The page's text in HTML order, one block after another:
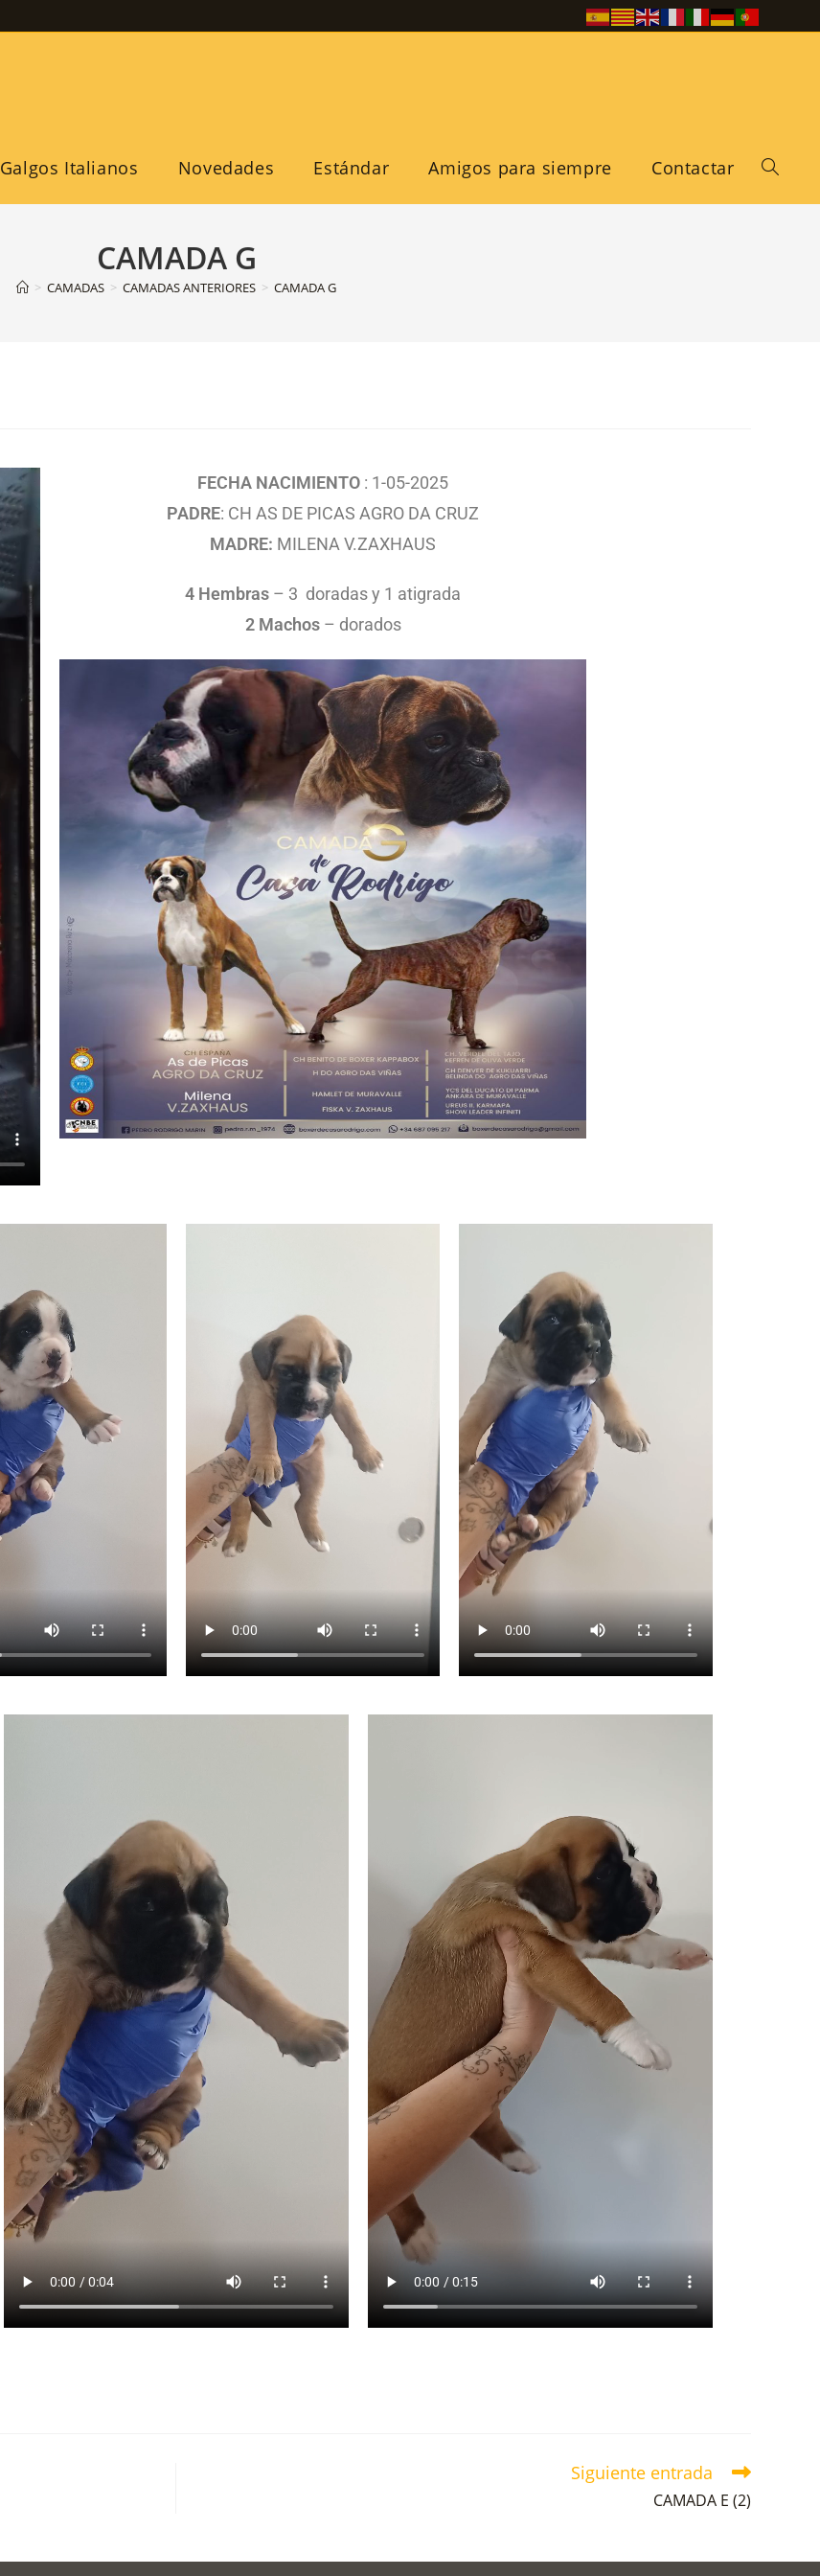
Galgos Italianos Novedades Estándar Amigos para siempre Contactar
CAMADA G
> CAMADAS > CAMADAS ANTERIORES > CAMADA G
FECHA NACIMIENTO : 1-05-2025
PADRE: CH AS DE PICAS AGRO DA CRUZ
MADRE: MILENA V.ZAXHAUS
4 Hembras – 3 doradas y 1 atigrada
2 Machos– dorados
Siguiente entrada
CAMADA E (2)